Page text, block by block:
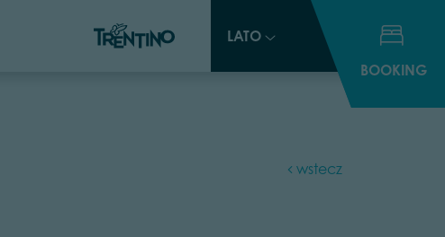
LATO
BOOKING
LATO
BOOKING
wstecz